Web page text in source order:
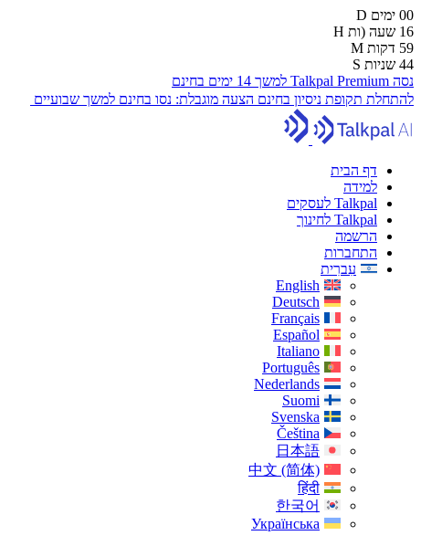
00 ימים D
16 שעה (ות H
59 דקות M
43 שניות S
נסה Talkpal Premium למשך 14 ימים בחינם
להתחלת תקופת ניסיון בחינם הצעה מוגבלת: נסו בחינם למשך שבועיים
דף הבית
למידה
Talkpal לעסקים
Talkpal לחינוך
הרשמה
התחברות
עִברִית
English
Deutsch
Français
Español
Italiano
Português
Nederlands
Suomi
Svenska
Čeština
日本語
中文 (简体)
हिंदी
한국어
Українська